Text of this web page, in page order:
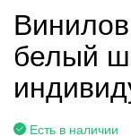
белый
Есть в наличии